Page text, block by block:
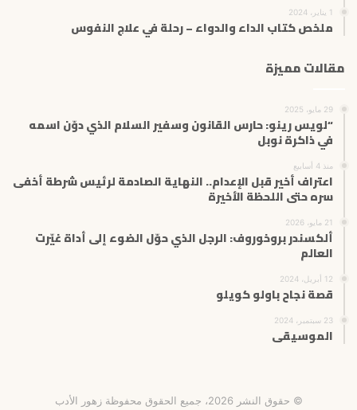
1 يناير، 2024
ملخص كتاب الداء والدواء – رحلة في علاج النفوس
مقالات مميزة
29 مايو، 2025
“لويس رينو: حارس القانون وسفير السلام الذي دوّن اسمه
في ذاكرة نوبل
منذ 4 أسابيع
اعتراف أخير قبل الإعدام.. النهاية الصادمة لرئيس شرطة أخفى
سره حتى اللحظة الأخيرة
21 مايو، 2026
ألكسندر بروخوروف: الرجل الذي حوّل الضوء إلى أداة غيّرت
العالم
12 أبريل، 2024
قصة نجاح باولو كويلو
23 سبتمبر، 2024
الموسيقى
© حقوق النشر 2026، جميع الحقوق محفوظة زهور الأدب